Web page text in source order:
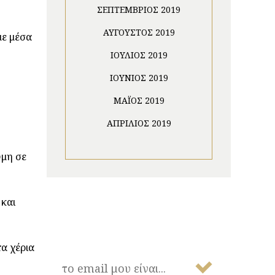
μέσα
σε
χέρια
ΣΕΠΤΈΜΒΡΙΟΣ 2019
ΑΎΓΟΥΣΤΟΣ 2019
ΙΟΎΛΙΟΣ 2019
ΙΟΎΝΙΟΣ 2019
ΜΆΙΟΣ 2019
ΑΠΡΊΛΙΟΣ 2019